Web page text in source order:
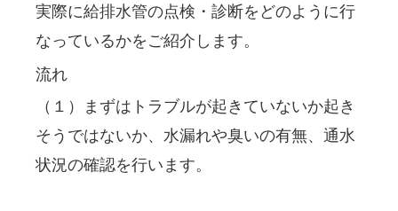
実際に給排水管の点検・診断をどのように行
なっているかをご紹介します。
流れ
（１）まずはトラブルが起きていないか起き
そうではないか、水漏れや臭いの有無、通水
状況の確認を行います。